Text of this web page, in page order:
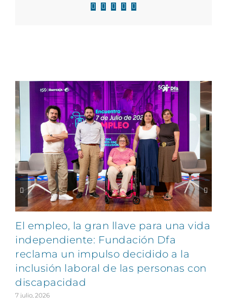
Facebook
X LinkedIn
WhatsApp
Correo
El empleo, la gran llave para una vida
independiente: Fundación Dfa
reclama un impulso decidido a la
inclusión laboral de las personas con
discapacidad
7 julio, 2026